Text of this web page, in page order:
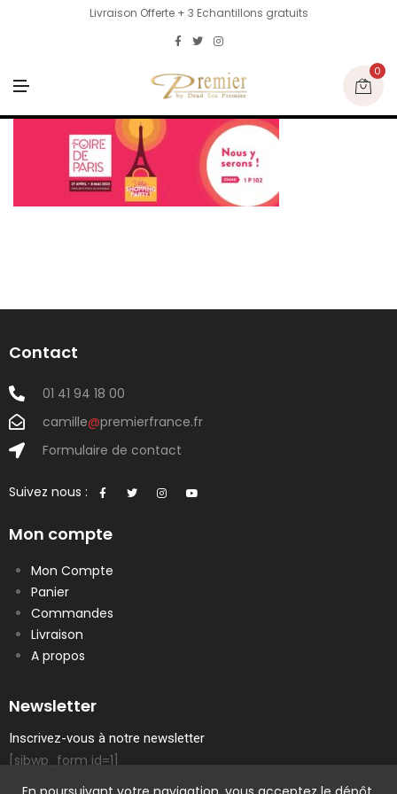
Livraison Offerte + 3 Echantillons gratuits
N
U
0
Contact
01 41 94 18 00
camille@premierfrance.fr
Formulaire de contact
Suivez nous :
Mon compte
Mon Compte
Panier
Commandes
Livraison
A propos
Newsletter
Inscrivez-vous à notre newsletter
[sibwp_form id=1]